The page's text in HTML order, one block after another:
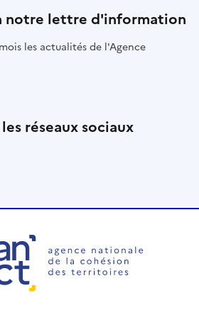
notre lettre d'information
les actualités de l'Agence
réseaux sociaux